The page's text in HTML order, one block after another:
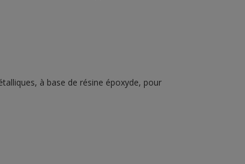
à base de résine époxyde, pour